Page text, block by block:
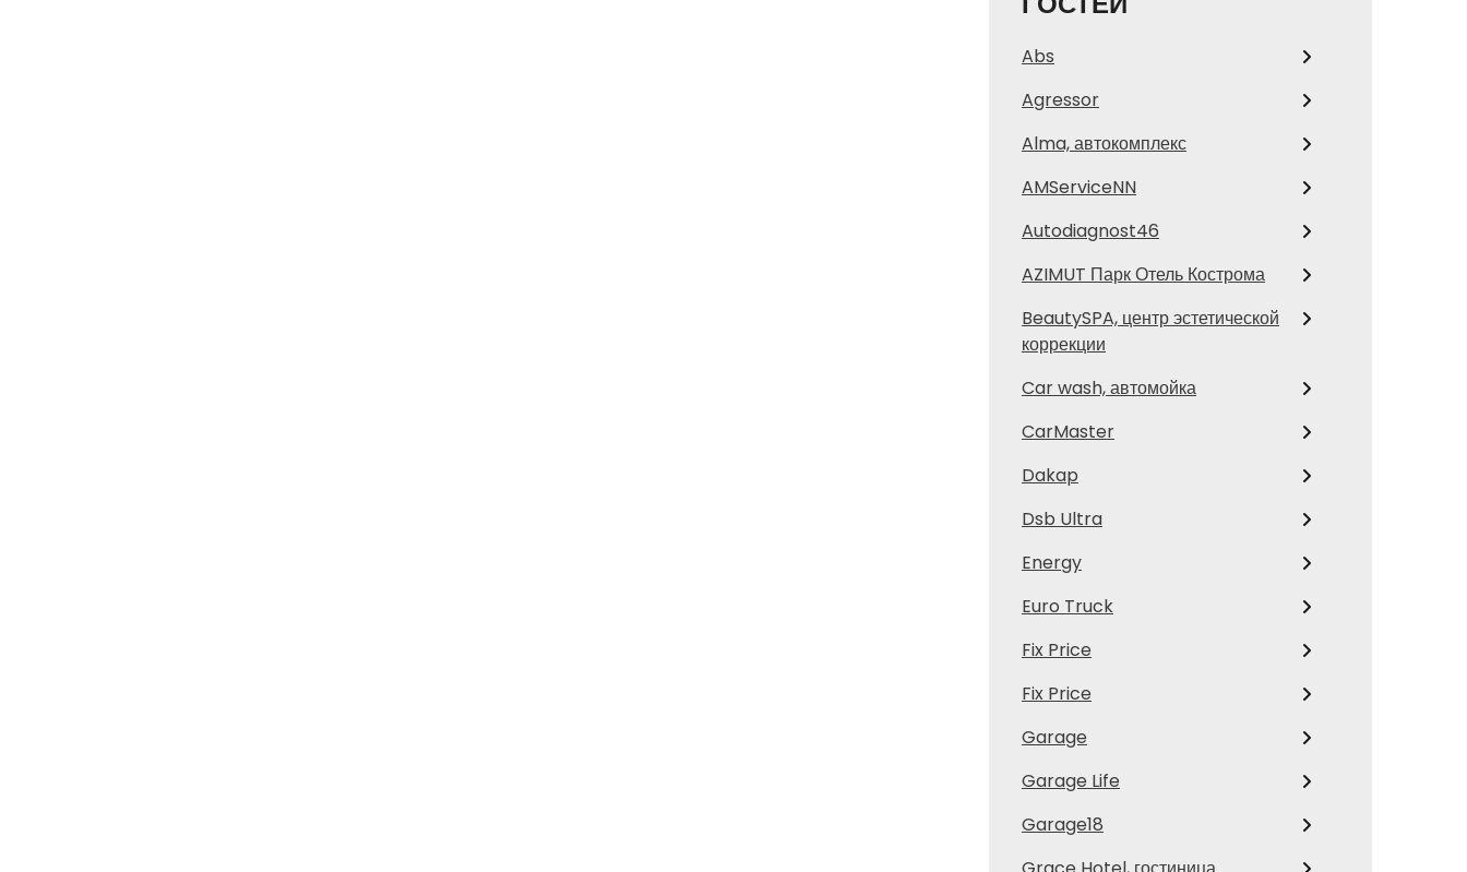
Abs
Agressor
Alma, автокомплекс
AMServiceNN
Autodiagnost46
AZIMUT Парк Отель Кострома
BeautySPA, центр эстетической
коррекции
Car wash, автомойка
CarMaster
Dakap
Dsb Ultra
Energy
Euro Truck
Fix Price
Fix Price
Garage
Garage Life
Garage18